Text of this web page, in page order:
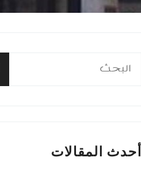
البحث
أحدث المقالات